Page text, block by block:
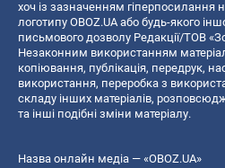
хоч із зазначенням гіперпосилання
логотипу OBOZ.UA або будь-якого
письмового дозволу Редакції/ТОВ
Незаконним використанням
копiювання, публiкацiя, передрук,
використання, переробка з
складу інших матеріалів,
та інші подібні зміни матеріалу.
Назва онлайн медіа — «OBOZ.UA»